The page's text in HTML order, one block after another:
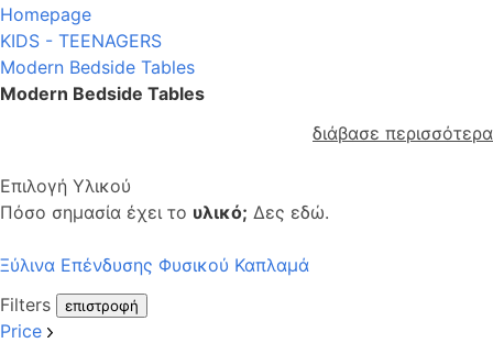
Homepage
KIDS - TEENAGERS
Modern Bedside Tables
Modern Bedside Tables
διάβασε περισσότερα
Επιλογή Υλικού
Πόσο σημασία έχει το υλικό; Δες εδώ.
Ξύλινα Επένδυσης Φυσικού Καπλαμά
Filters
επιστροφή
Price